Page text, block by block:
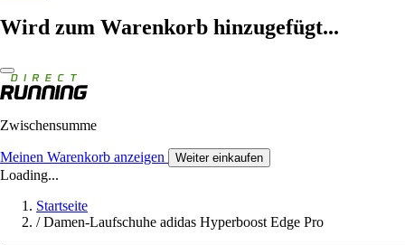
Wird zum Warenkorb hinzugefügt...
Zwischensumme
Meinen Warenkorb anzeigen Weiter einkaufen
Loading...
Startseite
/ Damen-Laufschuhe adidas Hyperboost Edge Pro